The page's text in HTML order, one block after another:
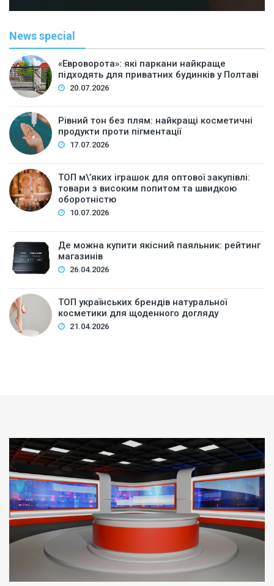
News special
«Евроворота»: які паркани найкраще
підходять для приватних будинків у Полтаві
20.07.2026
Рівний тон без плям: найкращі косметичні
продукти проти пігментації
17.07.2026
ТОП м\’яких іграшок для оптової закупівлі:
товари з високим попитом та швидкою
оборотністю
10.07.2026
Де можна купити якісний паяльник: рейтинг
магазинів
26.04.2026
ТОП українських брендів натуральної
косметики для щоденного догляду
21.04.2026